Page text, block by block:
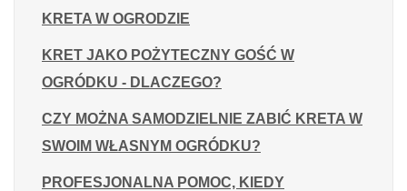
KRETA W OGRODZIE
KRET JAKO POŻYTECZNY GOŚĆ W
OGRÓDKU - DLACZEGO?
CZY MOŻNA SAMODZIELNIE ZABIĆ KRETA W
SWOIM WŁASNYM OGRÓDKU?
PROFESJONALNA POMOC, KIEDY